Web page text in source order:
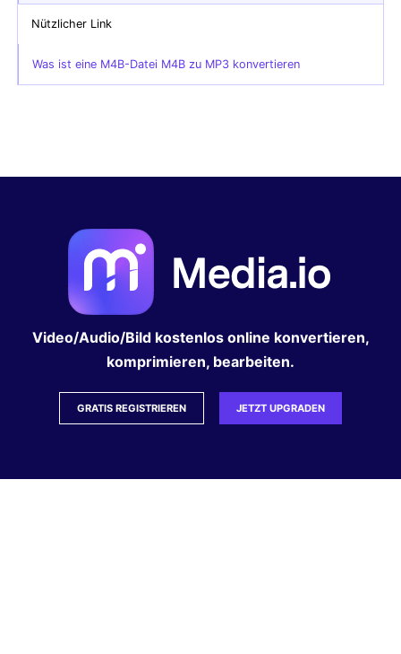
Nützlicher Link
Was ist eine M4B-Datei M4B zu MP3 konvertieren
Video/Audio/Bild kostenlos online konvertieren,
komprimieren, bearbeiten.
GRATIS REGISTRIEREN JETZT UPGRADEN